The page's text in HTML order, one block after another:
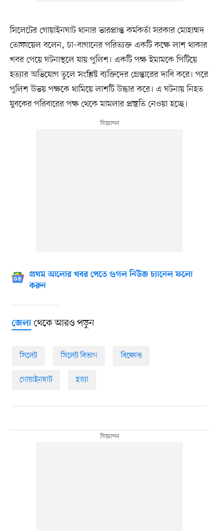
সিলেটের গোয়াইনঘাট থানার ভারপ্রাপ্ত কর্মকর্তা সরকার মোহাম্মদ
তোফায়েল বলেন, চা–বাগানের পরিত্যক্ত একটি কক্ষে লাশ থাকার
খবর পেয়ে ঘটনাস্থলে যায় পুলিশ। একটি পক্ষ ইমামকে পিটিয়ে
হত্যার অভিযোগ তুলে সংশ্লিষ্ট ব্যক্তিদের গ্রেপ্তারের দাবি করে। পরে
পুলিশ উভয় পক্ষকে থামিয়ে লাশটি উদ্ধার করে। এ ঘটনায় নিহত
যুবকের পরিবারের পক্ষ থেকে মামলার প্রস্তুতি নেওয়া হচ্ছে।
প্রথম আলোর খবর পেতে গুগল নিউজ চ্যানেল ফলো
করুন
জেলাথেকে আরও পড়ুন
সিলেট সিলেট বিভাগ বিক্ষোভ
গোয়াইনঘাট হত্যা